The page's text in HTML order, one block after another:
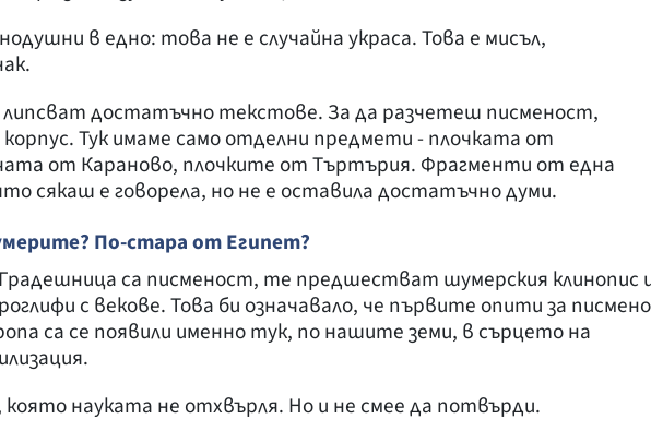
в едно: това не е случайна украса. Това е мисъл,
достатъчно текстове. За да разчетеш писменост,
Тук имаме само отделни предмети - плочката от
от Караново, плочките от Търтърия. Фрагменти от една
сякаш е говорела, но не е оставила достатъчно думи.
По-стара от Египет?
са писменост, те предшестват шумерския клинопис
с векове. Това би означавало, че първите опити за писмено
са се появили именно тук, по нашите земи, в сърцето на
която науката не отхвърля. Но и не смее да потвърди.